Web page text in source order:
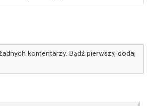
komentarzy. Bądź pierwszy, dodaj